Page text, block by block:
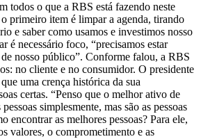
todos o que a RBS está fazendo neste
primeiro item é limpar a agenda, tirando
e saber como usamos e investimos nosso
é necessário foco, “precisamos estar
nosso público”. Conforme falou, a RBS
no cliente e no consumidor. O presidente
uma crença histórica da sua
certas. “Penso que o melhor ativo de
simplesmente, mas são as pessoas
encontrar as melhores pessoas? Para ele,
valores, o comprometimento e as